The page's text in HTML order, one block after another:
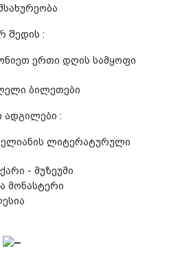
შედის :
ერთი დღის სამყოფი
ბილეთები
ადგილები :
ლიტერატურული
- მუზეუმი
მონასტერი